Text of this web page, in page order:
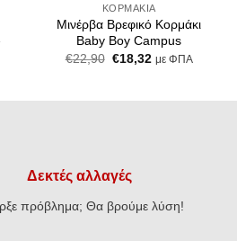
ΚΟΡΜΆΚΙΑ
Μινέρβα Βρεφικό Κορμάκι
Baby Boy Campus
€22,90 Original
€18,32Ημε ΦΠΑ
Δεκτές αλλαγές
πρόβλημα; Θα βρούμε λύση!